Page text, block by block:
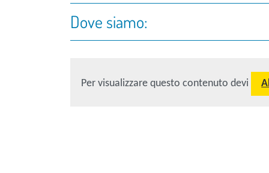
Dove siamo:
Per visualizzare questo contenuto devi